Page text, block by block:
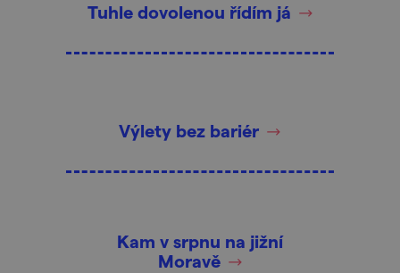
Tuhle dovolenou řídím já
Výlety bez bariér
Kam v srpnu na jižní
Moravě